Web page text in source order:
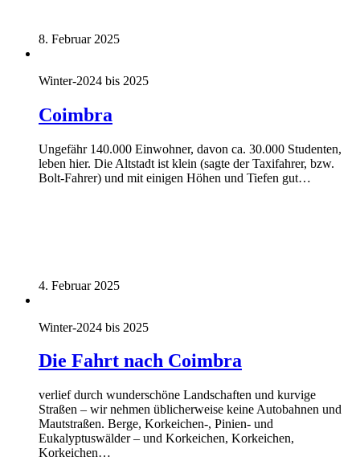
8. Februar 2025
Winter-2024 bis 2025
Coimbra
Ungefähr 140.000 Einwohner, davon ca. 30.000 Studenten,
leben hier. Die Altstadt ist klein (sagte der Taxifahrer, bzw.
Bolt-Fahrer) und mit einigen Höhen und Tiefen gut…
4. Februar 2025
Winter-2024 bis 2025
Die Fahrt nach Coimbra
verlief durch wunderschöne Landschaften und kurvige
Straßen – wir nehmen üblicherweise keine Autobahnen und
Mautstraßen. Berge, Korkeichen-, Pinien- und
Eukalyptuswälder – und Korkeichen, Korkeichen,
Korkeichen…